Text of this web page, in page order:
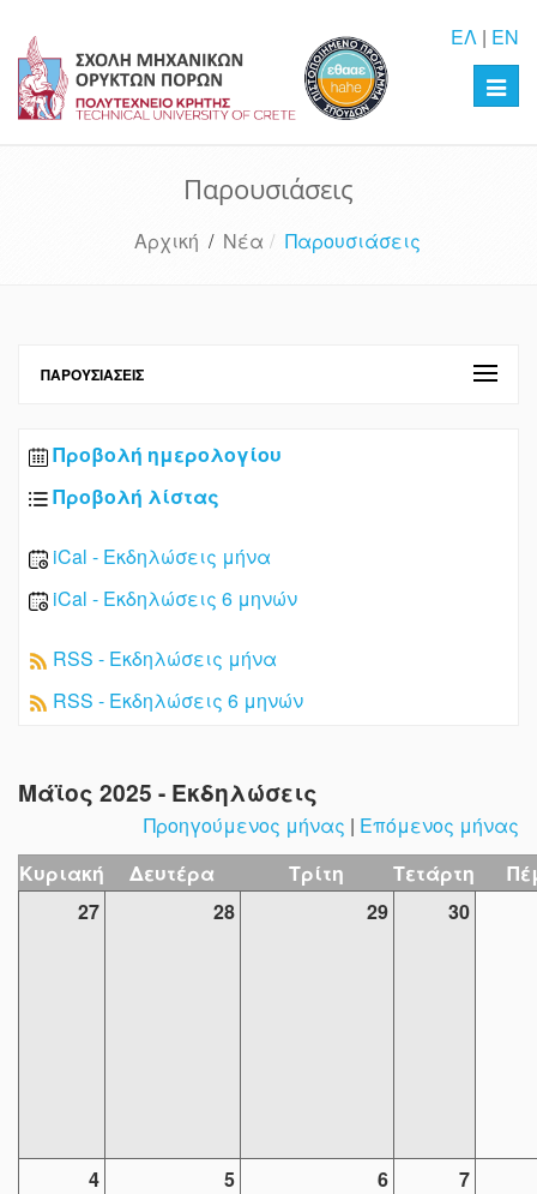
ΕΛ | EN
Παρουσιάσεις
Αρχική / Νέα Παρουσιάσεις
ΠΑΡΟΥΣΙΆΣΕΙΣ
Προβολή ημερολογίου
Προβολή λίστας
iCal - Εκδηλώσεις μήνα
iCal - Εκδηλώσεις 6 μηνών
RSS - Εκδηλώσεις μήνα
RSS - Εκδηλώσεις 6 μηνών
Μάϊος 2025 - Εκδηλώσεις
Προηγούμενος μήνας | Επόμενος μήνας
Κυριακή
Δευτέρα Τρίτη Τετάρτη
27
28 29 30
4 5 6 7